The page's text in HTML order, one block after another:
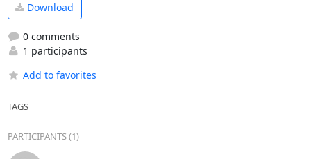
Download
0 comments
1 participants
Add to favorites
TAGS
PARTICIPANTS (1)